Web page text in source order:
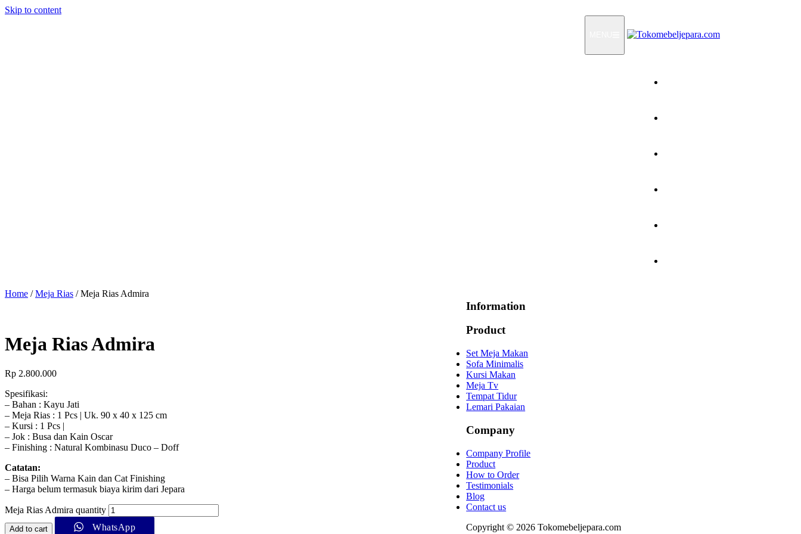
Skip to content
Home /Meja Rias / Meja Rias Admira
Meja Rias Admira
Rp 2.800.000
Spesifikasi:
– Bahan : Kayu Jati
– Meja Rias : 1 Pcs | Uk. 90 x 40 x 125 cm
– Kursi : 1 Pcs |
– Jok : Busa dan Kain Oscar
– Finishing : Natural Kombinasu Duco – Doff
Catatan:
– Bisa Pilih Warna Kain dan Cat Finishing
– Harga belum termasuk biaya kirim dari Jepara
Meja Rias Admira quantity
Add to cart
WhatsApp
Information
Product
Set Meja Makan
Sofa Minimalis
Kursi Makan
Meja Tv
Tempat Tidur
Lemari Pakaian
Company
Company Profile
Product
How to Order
Testimonials
Blog
Contact us
Copyright © 2026 Tokomebeljepara.com